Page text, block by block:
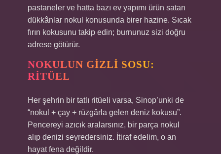
pastaneler ve hatta bazı ev yapımı ürün satan
dükkânlar nokul konusunda birer hazine. Sıcak
fırın kokusunu takip edin; burnunuz sizi doğru
adrese götürür.
NOKULUN GIZLI SOSU:
RITÜEL
Her şehrin bir tatlı ritüeli varsa, Sinop’unki de
“nokul + çay + rüzgârla gelen deniz kokusu”.
Pencereyi azıcık aralarsınız, bir parça nokul
alıp denizi seyredersiniz. İtiraf edelim, o an
hayat fena değildir.